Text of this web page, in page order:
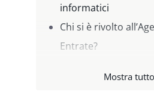
informatici
Chi si è rivolto
Entrate?
digitale dei
Mostra tutto